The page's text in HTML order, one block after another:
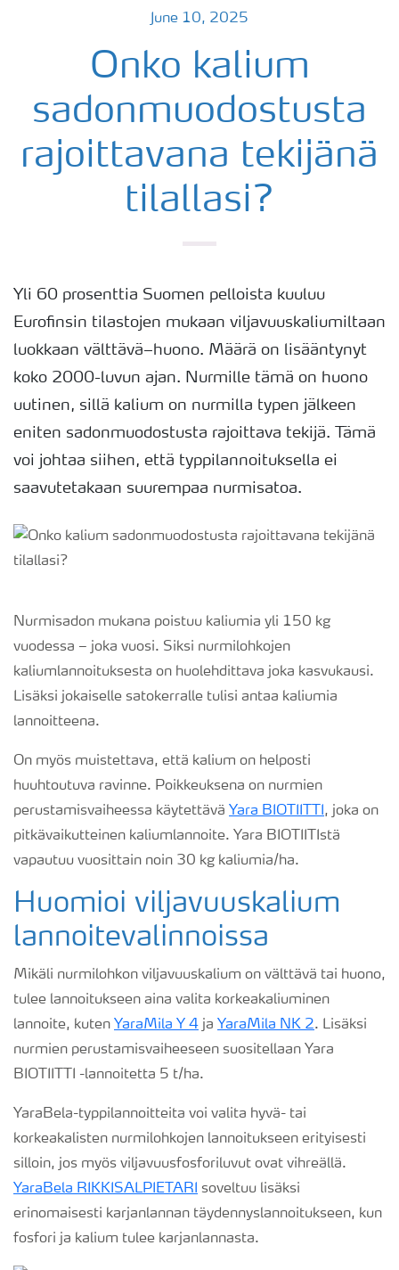
June 10, 2025
Onko kalium
sadonmuodostusta
rajoittavana tekijänä
tilallasi?
Yli 60 prosenttia Suomen pelloista kuuluu
Eurofinsin tilastojen mukaan viljavuuskaliumiltaan
luokkaan välttävä–huono. Määrä on lisääntynyt
koko 2000-luvun ajan. Nurmille tämä on huono
uutinen, sillä kalium on nurmilla typen jälkeen
eniten sadonmuodostusta rajoittava tekijä. Tämä
voi johtaa siihen, että typpilannoituksella ei
saavutetakaan suurempaa nurmisatoa.
Nurmisadon mukana poistuu kaliumia yli 150 kg
vuodessa – joka vuosi. Siksi nurmilohkojen
kaliumlannoituksesta on huolehdittava joka kasvukausi.
Lisäksi jokaiselle satokerralle tulisi antaa kaliumia
lannoitteena.
On myös muistettava, että kalium on helposti
huuhtoutuva ravinne. Poikkeuksena on nurmien
perustamisvaiheessa käytettävä Yara BIOTIITTI , joka on
pitkävaikutteinen kaliumlannoite. Yara BIOTIITIstä
vapautuu vuosittain noin 30 kg kaliumia/ha.
Huomioi viljavuuskalium
lannoitevalinnoissa
Mikäli nurmilohkon viljavuuskalium on välttävä tai huono,
tulee lannoitukseen aina valita korkeakaliuminen
lannoite, kuten YaraMila Y 4 ja YaraMila NK 2. Lisäksi
nurmien perustamisvaiheeseen suositellaan Yara
BIOTIITTI -lannoitetta 5 t/ha.
YaraBela-typpilannoitteita voi valita hyvä- tai
korkeakalisten nurmilohkojen lannoitukseen erityisesti
silloin, jos myös viljavuusfosforiluvut ovat vihreällä.
YaraBela RIKKISALPIETARI
soveltuu lisäksi
erinomaisesti karjanlannan täydennyslannoitukseen, kun
fosfori ja kalium tulee karjanlannasta.